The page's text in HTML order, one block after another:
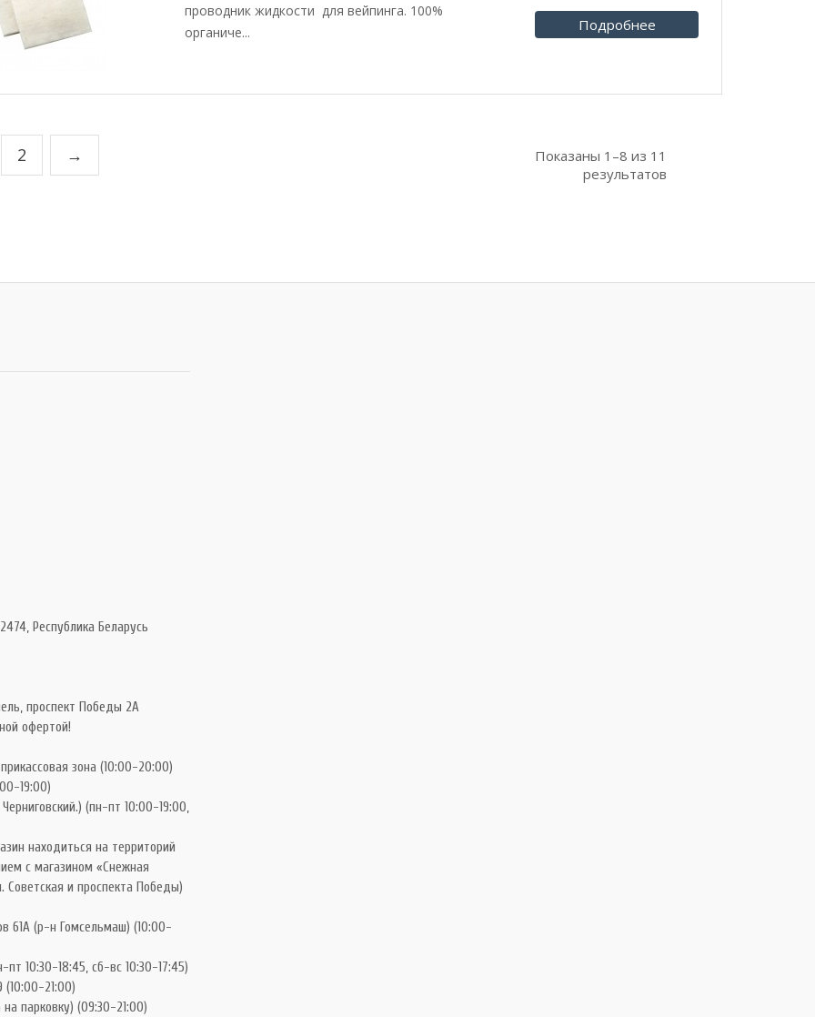
проводник жидкости для вейпинга. 100%
органиче...
Подробнее
2 → Показаны 1–8 из 11
результатов
Республика Беларусь
проспект Победы 2А
офертой!
зона (10:00-20:00)
19:00)
(пн-пт 10:00-19:00,
находиться на территорий
с магазином «Снежная
Советская и проспекта Победы)
61А (р-н Гомсельмаш) (10:00-
пт 10:30-18:45, сб-вс 10:30-17:45)
21:00)
парковку) (09:30-21:00)